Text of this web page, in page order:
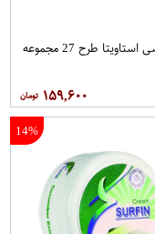
پک ارایشی استاویتا طرح 27 مجموعه
۱۵۹,۶۰۰
14%